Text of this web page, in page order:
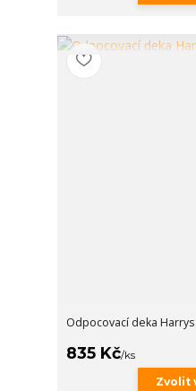
Odpocovací deka
835 Kč/ks
Zvolit